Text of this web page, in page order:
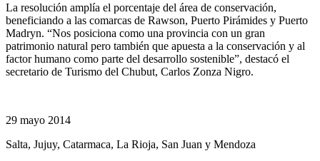
La resolución amplía el porcentaje del área de conservación,
beneficiando a las comarcas de Rawson, Puerto Pirámides y Puerto
Madryn. “Nos posiciona como una provincia con un gran
patrimonio natural pero también que apuesta a la conservación y al
factor humano como parte del desarrollo sostenible”, destacó el
secretario de Turismo del Chubut, Carlos Zonza Nigro.
29 mayo 2014
Salta, Jujuy, Catarmaca, La Rioja, San Juan y Mendoza